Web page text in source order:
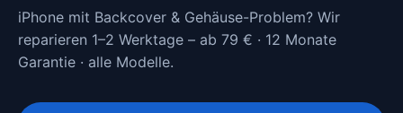
iPhone mit Backcover & Gehäuse-Problem? Wir
reparieren 1–2 Werktage – ab 79 € · 12 Monate
Garantie · alle Modelle.